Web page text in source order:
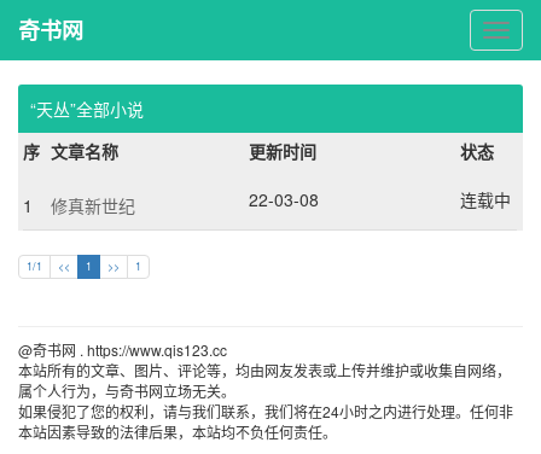
奇
书
网
奇书网
“天丛”全部小说
序 文章名称 更新时间 状态
1 修真新世纪 22-03-08 连载中
1/1 << 1 >> 1
@奇书网 . https://www.qis123.cc
本站所有的文章、图片、评论等，均由网友发表或上传并维护或收集自网络，
属个人行为，与奇书网立场无关。
如果侵犯了您的权利，请与我们联系，我们将在24小时之内进行处理。任何非
本站因素导致的法律后果，本站均不负任何责任。